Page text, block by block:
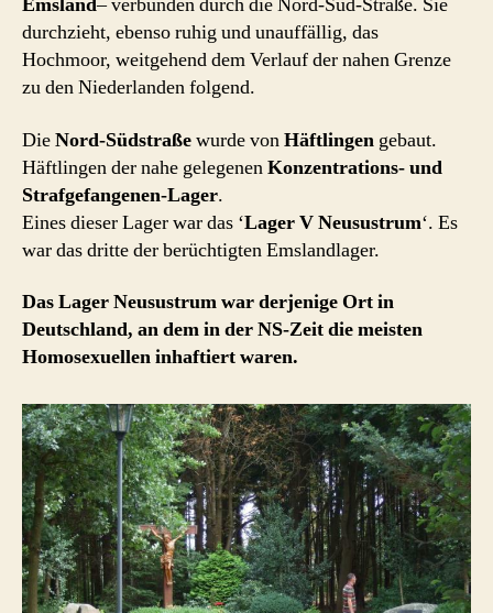
durchzieht, ebenso ruhig und unauffällig, das
Hochmoor, weitgehend dem Verlauf der nahen Grenze
zu den Niederlanden folgend.
DieNord-Südstraßewurde vonHäftlingen gebaut.
Häftlingen der nahe gelegenenKonzentrations- und
Strafgefangenen-Lager.
Eines dieser Lager war das ‘Lager V Neusustrum‘. Es
war das dritte der berüchtigten Emslandlager.
Das Lager Neusustrum war derjenige Ort in
Deutschland, an dem in der NS-Zeit die meisten
Homosexuellen inhaftiert waren.